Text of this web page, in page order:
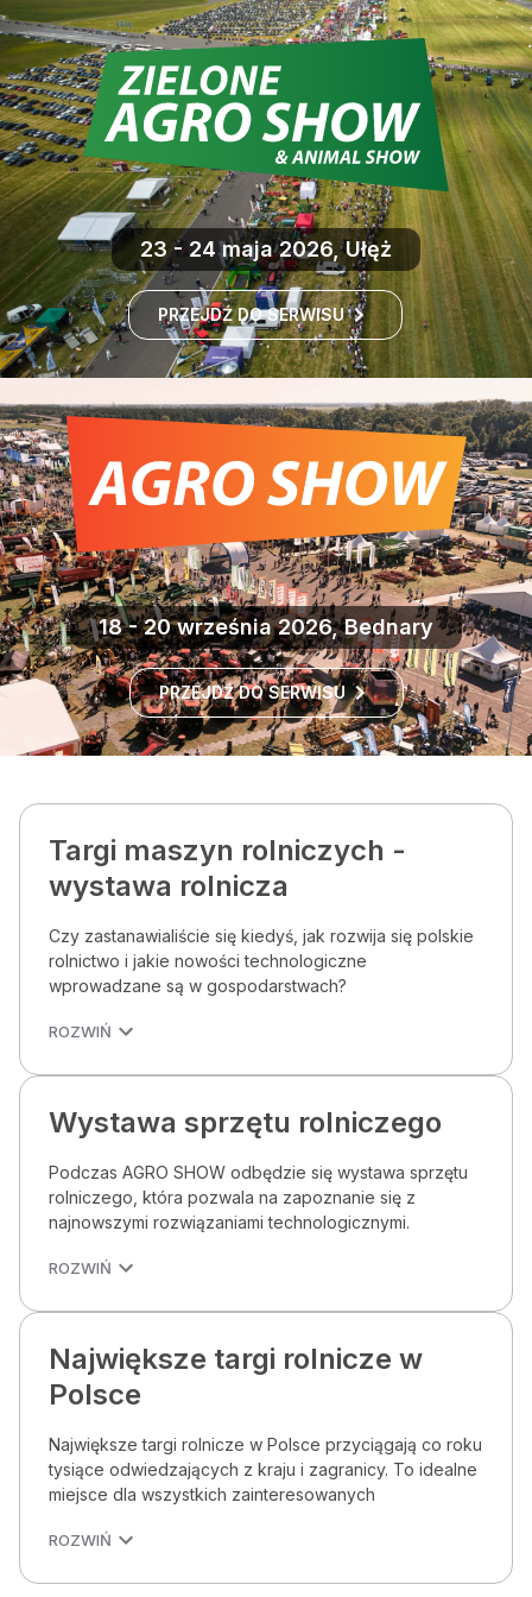
23 - 24 maja 2026, Ułęż
PRZEJDŹ DO SERWISU
18 - 20 września 2026, Bednary
PRZEJDŹ DO SERWISU
Targi maszyn rolniczych -
wystawa rolnicza
Czy zastanawialiście się kiedyś, jak rozwija się polskie
rolnictwo i jakie nowości technologiczne
wprowadzane są w gospodarstwach?
ROZWIŃ
Wystawa sprzętu rolniczego
Podczas AGRO SHOW odbędzie się wystawa sprzętu
rolniczego, która pozwala na zapoznanie się z
najnowszymi rozwiązaniami technologicznymi.
ROZWIŃ
Największe targi rolnicze w
Polsce
Największe targi rolnicze w Polsce przyciągają co roku
tysiące odwiedzających z kraju i zagranicy. To idealne
miejsce dla wszystkich zainteresowanych
ROZWIŃ